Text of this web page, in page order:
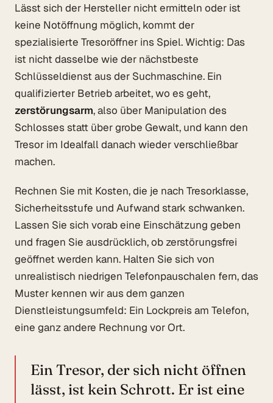
Lässt sich der Hersteller nicht ermitteln oder ist
keine Notöffnung möglich, kommt der
spezialisierte Tresoröffner ins Spiel. Wichtig: Das
ist nicht dasselbe wie der nächstbeste
Schlüsseldienst aus der Suchmaschine. Ein
qualifizierter Betrieb arbeitet, wo es geht,
zerstörungsarm, also über Manipulation des
Schlosses statt über grobe Gewalt, und kann den
Tresor im Idealfall danach wieder verschließbar
machen.
Rechnen Sie mit Kosten, die je nach Tresorklasse,
Sicherheitsstufe und Aufwand stark schwanken.
Lassen Sie sich vorab eine Einschätzung geben
und fragen Sie ausdrücklich, ob zerstörungsfrei
geöffnet werden kann. Halten Sie sich von
unrealistisch niedrigen Telefonpauschalen fern, das
Muster kennen wir aus dem ganzen
Dienstleistungsumfeld: Ein Lockpreis am Telefon,
eine ganz andere Rechnung vor Ort.
Ein Tresor, der sich nicht öffnen
lässt, ist kein Schrott. Er ist eine